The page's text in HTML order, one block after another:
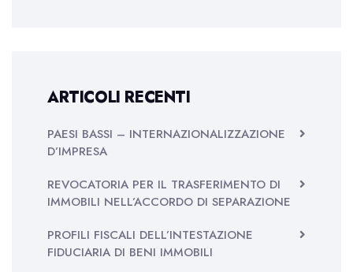
ARTICOLI RECENTI
PAESI BASSI – INTERNAZIONALIZZAZIONE
D’IMPRESA
REVOCATORIA PER IL TRASFERIMENTO DI
IMMOBILI NELL’ACCORDO DI SEPARAZIONE
PROFILI FISCALI DELL’INTESTAZIONE
FIDUCIARIA DI BENI IMMOBILI